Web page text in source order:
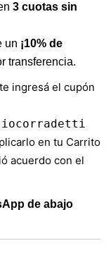
3 cuotas sin
un ¡10% de
transferencia.
ingresá el cupón
en tu Carrito
acuerdo con el
de abajo